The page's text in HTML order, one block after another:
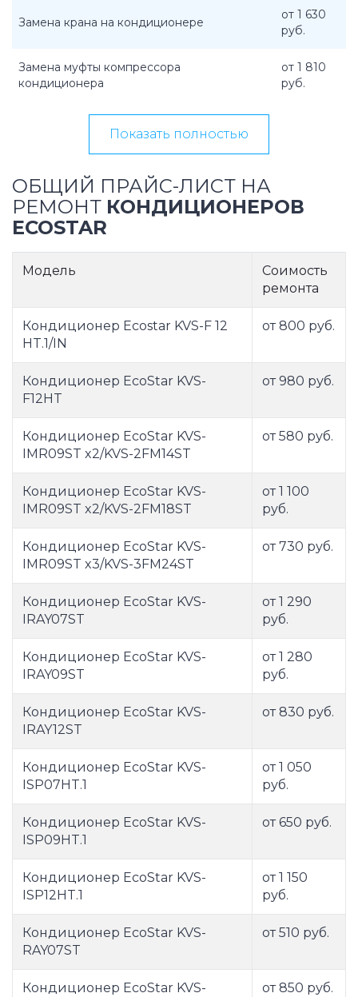
Замена крана на кондиционере
от 1 630
руб.
Замена муфты компрессора
кондиционера
от 1 810
руб.
Показать полностью
ОБЩИЙ ПРАЙС-ЛИСТ НА
РЕМОНТ КОНДИЦИОНЕРОВ
ECOSTAR
Модель
Соимость
ремонта
Кондиционер Ecostar KVS-F 12
HT.1/IN
от 800 руб.
Кондиционер EcoStar KVS-
F12HT
от 980 руб.
Кондиционер EcoStar KVS-
IMR09ST x2/KVS-2FM14ST
от 580 руб.
Кондиционер EcoStar KVS-
IMR09ST x2/KVS-2FM18ST
от 1 100
руб.
Кондиционер EcoStar KVS-
IMR09ST x3/KVS-3FM24ST
от 730 руб.
Кондиционер EcoStar KVS-
IRAY07ST
от 1 290
руб.
Кондиционер EcoStar KVS-
IRAY09ST
от 1 280
руб.
Кондиционер EcoStar KVS-
IRAY12ST
от 830 руб.
Кондиционер EcoStar KVS-
ISP07HT.1
от 1 050
руб.
Кондиционер EcoStar KVS-
ISP09HT.1
от 650 руб.
Кондиционер EcoStar KVS-
ISP12HT.1
от 1 150
руб.
Кондиционер EcoStar KVS-
RAY07ST
от 510 руб.
Кондиционер EcoStar KVS-
от 850 руб.